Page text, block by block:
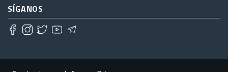
SÍGANOS